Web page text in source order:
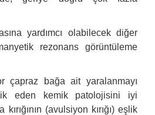
yardımcı olabilecek diğer
rezonans görüntüleme
çapraz bağa ait yaralanmayı
eden kemik patolojisini iyi
(avulsiyon kırığı) eşlik